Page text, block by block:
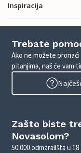
Inspiracija
Trebate
Ako ne možete
pitanjima, naš će vam
Zašto biste
Novasolom?
50.000 odmarališta u